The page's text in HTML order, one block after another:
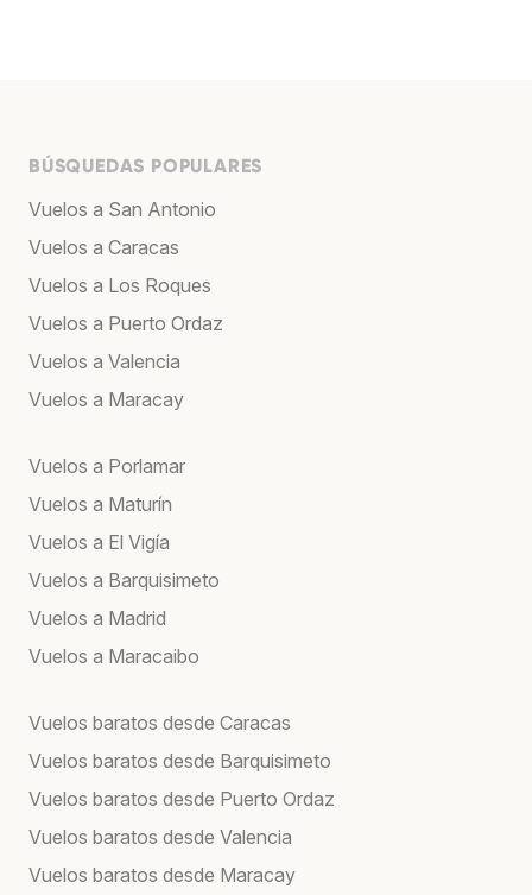
BÚSQUEDAS POPULARES
Vuelos a San Antonio
Vuelos a Caracas
Vuelos a Los Roques
Vuelos a Puerto Ordaz
Vuelos a Valencia
Vuelos a Maracay
Vuelos a Porlamar
Vuelos a Maturín
Vuelos a El Vigía
Vuelos a Barquisimeto
Vuelos a Madrid
Vuelos a Maracaibo
Vuelos baratos desde Caracas
Vuelos baratos desde Barquisimeto
Vuelos baratos desde Puerto Ordaz
Vuelos baratos desde Valencia
Vuelos baratos desde Maracay